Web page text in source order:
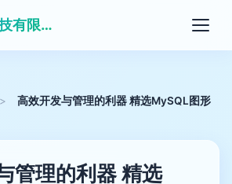
深圳市博克龙科技有限公司
>
高效开发与管理的利器 精选MySQL图形
管理的利器 精选